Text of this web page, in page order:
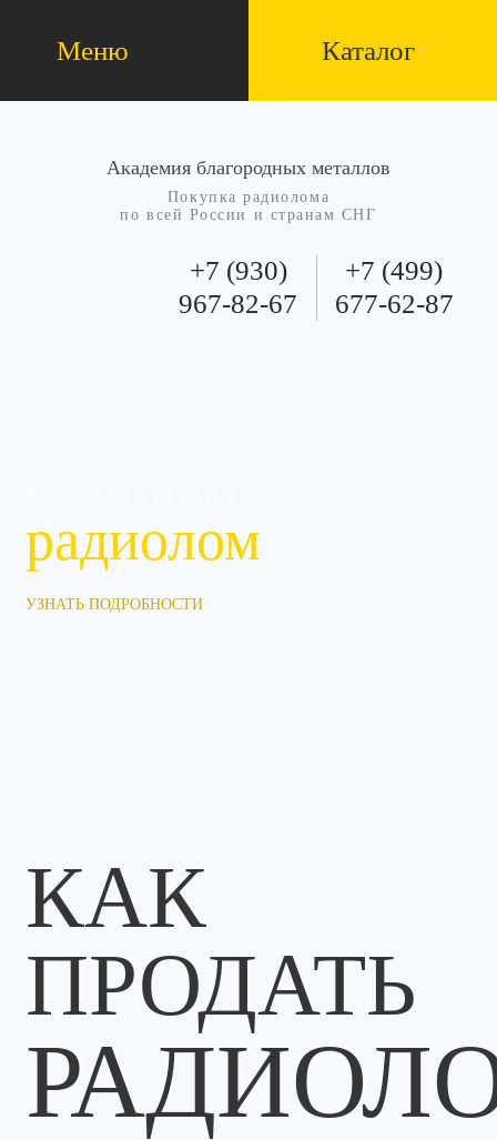
Меню Каталог
Академия благородных металлов
Покупка радиолома
по всей России и странам СНГ
+7 (930)
967-82-67
+7 (499)
677-62-87
радиолом
УЗНАТЬ ПОДРОБНОСТИ
КАК
ПРОДАТЬ